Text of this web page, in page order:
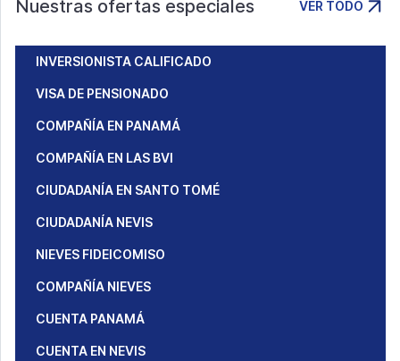
Nuestras ofertas especiales VER TODO
INVERSIONISTA CALIFICADO
VISA DE PENSIONADO
COMPAÑÍA EN PANAMÁ
COMPAÑÍA EN LAS BVI
CIUDADANÍA EN SANTO TOMÉ
CIUDADANÍA NEVIS
NIEVES FIDEICOMISO
COMPAÑÍA NIEVES
CUENTA PANAMÁ
CUENTA EN NEVIS